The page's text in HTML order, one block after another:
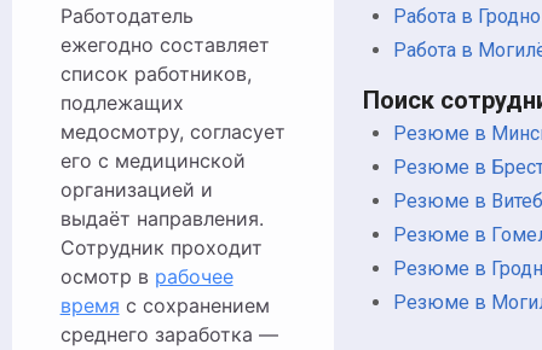
Работодатель
ежегодно составляет
список работников,
подлежащих
медосмотру, согласует
его с медицинской
организацией и
выдаёт направления.
Сотрудник проходит
осмотр в рабочее
время с сохранением
среднего заработка —
Работа в Гродно
Работа в
Поиск
Резюме в
Резюме в
Резюме в
Резюме в
Резюме в
Резюме в